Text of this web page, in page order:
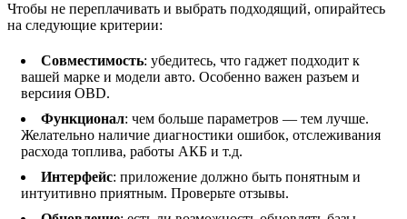
Чтобы не переплачивать и выбрать подходящий, опирайтесь
на следующие критерии:
Совместимость: убедитесь, что гаджет подходит к
вашей марке и модели авто. Особенно важен разъем и
версиия OBD.
Функционал: чем больше параметров — тем лучше.
Желательно наличие диагностики ошибок, отслеживания
расхода топлива, работы АКБ и т.д.
Интерфейс: приложение должно быть понятным и
интуитивно приятным. Проверьте отзывы.